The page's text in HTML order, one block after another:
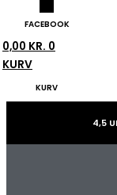
FACEBOOK
0,00 KR. 0
KURV
KURV
4,5